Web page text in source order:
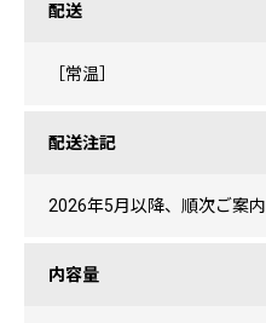
配送
［常温］
配送注記
2026年5月以降、順次ご案内
内容量